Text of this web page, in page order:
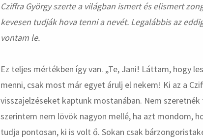
Cziffra György szerte a világban ismert és elismert
kevesen tudják hova tenni a nevét. Legalábbis az
vontam le.
Ez teljes mértékben így van. „Te, Jani! Láttam, hogy
menni, csak most már egyet árulj el nekem! Ki az a
visszajelzéseket kaptunk mostanában. Nem
szerintem nem lövök nagyon mellé, ha azt mondom,
tudja pontosan, ki is volt ő. Sokan csak